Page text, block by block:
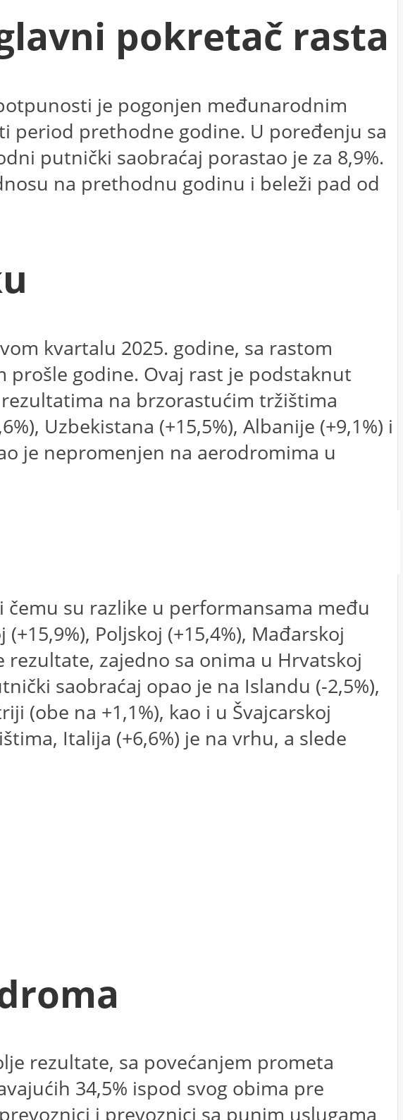
pokretač rasta
je pogonjen međunarodnim
period prethodne godine. U poređenju sa
putnički saobraćaj porastao je za 8,9%.
na prethodnu godinu i beleži pad od
kvartalu 2025. godine, sa rastom
prošle godine. Ovaj rast je podstaknut
na brzorastućim tržištima
Uzbekistana (+15,5%), Albanije (+9,1%) i
je nepromenjen na aerodromima u
čemu su razlike u performansama među
Poljskoj (+15,4%), Mađarskoj
rezultate, zajedno sa onima u Hrvatskoj
saobraćaj opao je na Islandu (-2,5%),
(obe na +1,1%), kao i u Švajcarskoj
Italija (+6,6%) je na vrhu, a slede
rezultate, sa povećanjem prometa
34,5% ispod svog obima pre
i prevoznici sa punim uslugama